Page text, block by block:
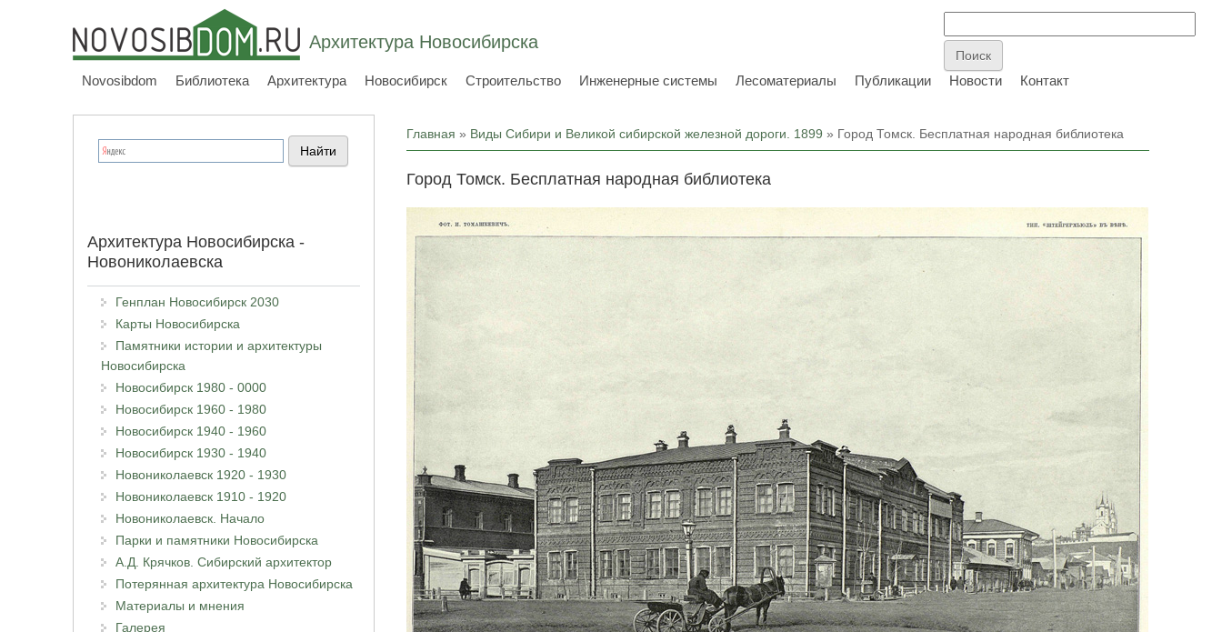
Архитектура Новосибирска
Novosibdom Библиотека Архитектура Новосибирск Строительство Инженерные системы Лесоматериалы Публикации Новости Контакт
Вы здесь
Главная » Виды Сибири и Великой сибирской железной дороги. 1899 » Город Томск. Бесплатная народная библиотека
Город Томск. Бесплатная народная библиотека
Архитектура Новосибирска -
Новониколаевска
Генплан Новосибирск 2030
Карты Новосибирска
Памятники истории и архитектуры
Новосибирска
Новосибирск 1980 - 0000
Новосибирск 1960 - 1980
Новосибирск 1940 - 1960
Новосибирск 1930 - 1940
Новониколаевск 1920 - 1930
Новониколаевск 1910 - 1920
Новониколаевск. Начало
Парки и памятники Новосибирска
А.Д. Крячков. Сибирский архитектор
Потерянная архитектура Новосибирска
Материалы и мнения
Галерея